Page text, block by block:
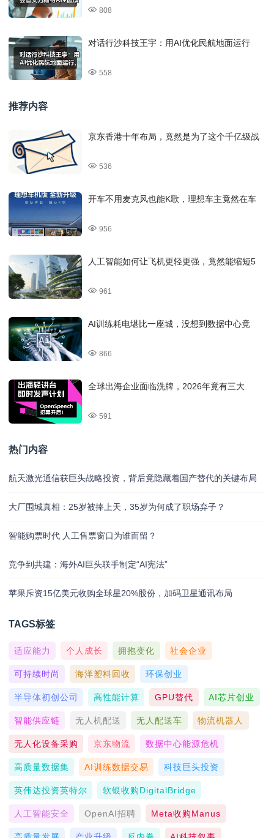
808
对话行沙科技王宇：用AI优化民航地面运行
558
推荐内容
京东香港十年布局，竟然是为了这个千亿级战
536
开车不用麦克风也能K歌，理想车主竟然在车
956
人工智能如何让飞机更轻更强，竟然能缩短5
961
AI训练耗电堪比一座城，没想到数据中心竟
866
全球出海企业面临洗牌，2026年竟有三大
591
热门内容
航天激光通信获巨头战略投资，背后竟隐藏着国产替代的关键布局
大厂围城真相：25岁被捧上天，35岁为何成了职场弃子？
智能购票时代 人工售票窗口为谁而留？
竞争到共建：海外AI巨头联手制定“AI宪法”
苹果斥资15亿美元收购全球星20%股份，加码卫星通讯布局
TAGS标签
适应能力 个人成长 拥抱变化 社会企业
可持续时尚 海洋塑料回收 环保创业
半导体初创公司 高性能计算 GPU替代 AI芯片创业
智能供应链 无人机配送 无人配送车 物流机器人
无人化设备采购 京东物流 数据中心能源危机
高质量数据集 AI训练数据交易 科技巨头投资
英伟达投资英特尔 软银收购DigitalBridge
人工智能安全 OpenAI招聘 Meta收购Manus